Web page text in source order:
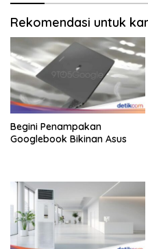
Rekomendasi untuk
Begini Penampakan
Googlebook Bikinan Asus